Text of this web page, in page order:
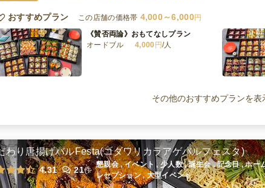
おすすめプラン この店舗の価格帯 4,000～6,000円
《賛否両論》おもてなしプラン
オードブル
4,000 円/人
全てのプランを見る（2
その他のおすすめプランを表
わり唐揚げバルFesta(コダワリカラアゲバルフェスタ)
4.31 21件
懇親会 , イベント , 少人数 , 誕生会 , 記念日 , ホ
レセプション , 大型イベント